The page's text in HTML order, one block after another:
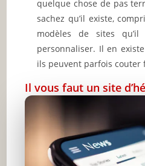
quelque chose de pas
sachez qu’il existe,
modèles de sites
personnaliser. Il en
ils peuvent parfois couter
Il vous faut un site